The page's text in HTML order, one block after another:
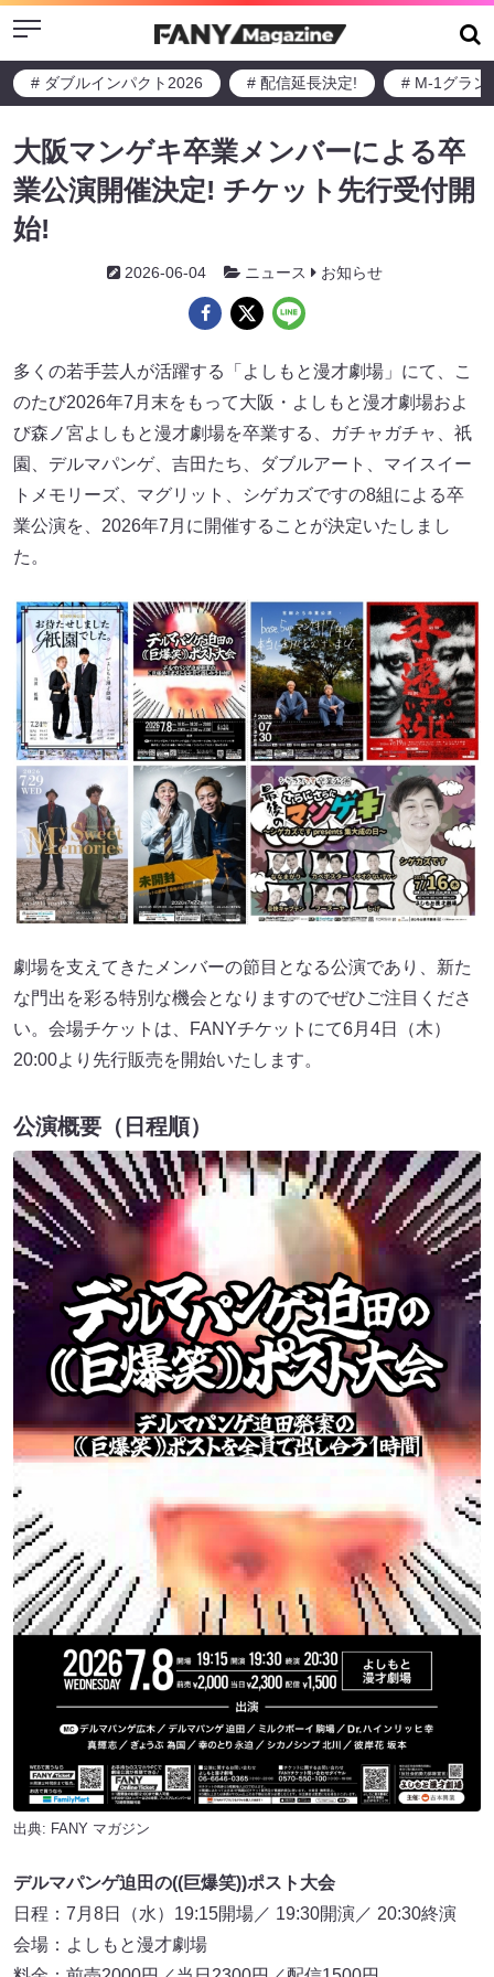
Menu
# ダブルインパクト2026 # 配信延長決定! # M-1グラン
大阪マンゲキ卒業メンバーによる卒
業公演開催決定! チケット先行受付開
始!
2026-06-04 ニュース お知らせ
多くの若手芸人が活躍する「よしもと漫才劇場」にて、こ
のたび2026年7月末をもって大阪・よしもと漫才劇場およ
び森ノ宮よしもと漫才劇場を卒業する、ガチャガチャ、祇
園、デルマパンゲ、吉田たち、ダブルアート、マイスイー
トメモリーズ、マグリット、シゲカズですの8組による卒
業公演を、2026年7月に開催することが決定いたしまし
た。
劇場を支えてきたメンバーの節目となる公演であり、新た
な門出を彩る特別な機会となりますのでぜひご注目くださ
い。会場チケットは、FANYチケットにて6月4日（木）
20:00より先行販売を開始いたします。
公演概要（日程順）
出典: FANY マガジン
デルマパンゲ迫田の((巨爆笑))ポスト大会
日程：7月8日（水）19:15開場／ 19:30開演／ 20:30終演
会場：よしもと漫才劇場